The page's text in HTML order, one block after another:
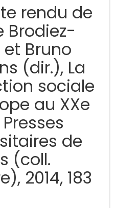
rendu de
Brodiez-
et Bruno
(dir.), La
sociale
au XXe
de
(coll.
2014, 183